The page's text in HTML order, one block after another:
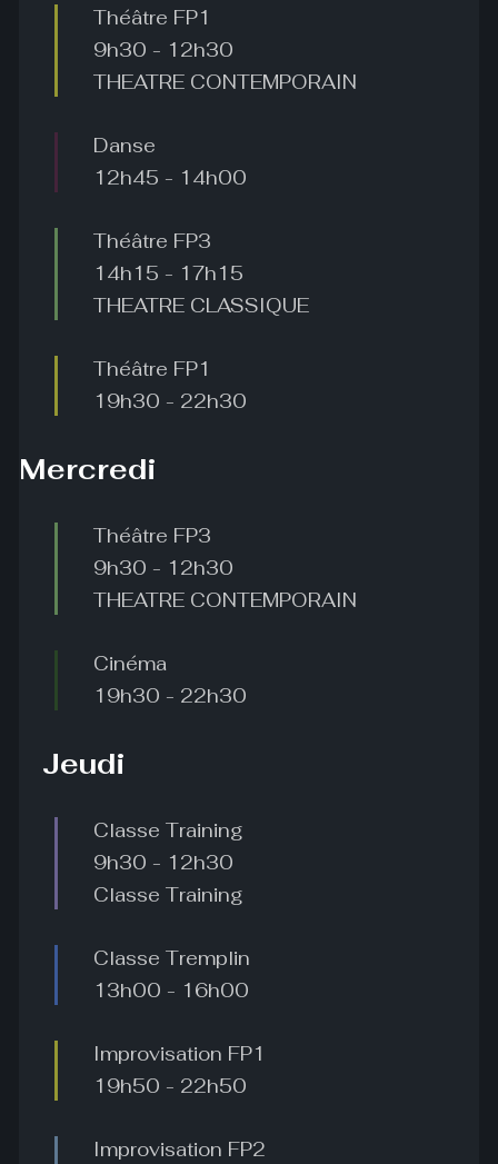
Théâtre FP1
9h30 - 12h30
THEATRE CONTEMPORAIN
Danse
12h45 - 14h00
Théâtre FP3
14h15 - 17h15
THEATRE CLASSIQUE
Théâtre FP1
19h30 - 22h30
Mercredi
Théâtre FP3
9h30 - 12h30
THEATRE CONTEMPORAIN
Cinéma
19h30 - 22h30
Jeudi
Classe Training
9h30 - 12h30
Classe Training
Classe Tremplin
13h00 - 16h00
Improvisation FP1
19h50 - 22h50
Improvisation FP2